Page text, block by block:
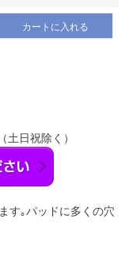
カートに入れる
土日祝除く）
す｡パッドに多くの穴